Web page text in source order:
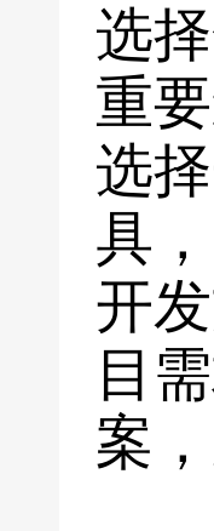
选
重
选
具
开
目
案